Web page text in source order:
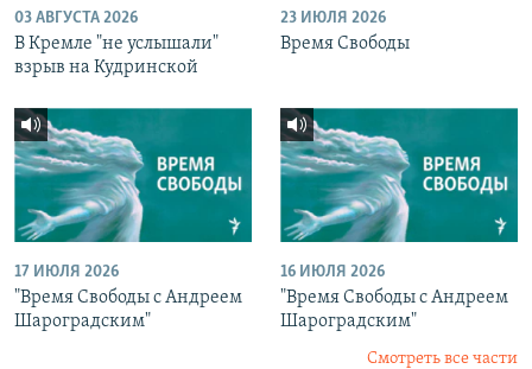
03 АВГУСТА 2026
В Кремле "не услышали"
взрыв на Кудринской
23 ИЮЛЯ 2026
Время Свободы
17 ИЮЛЯ 2026
"Время Свободы с Андреем
Шароградским"
16 ИЮЛЯ 2026
"Время Свободы с Андреем
Шароградским"
Смотреть все части